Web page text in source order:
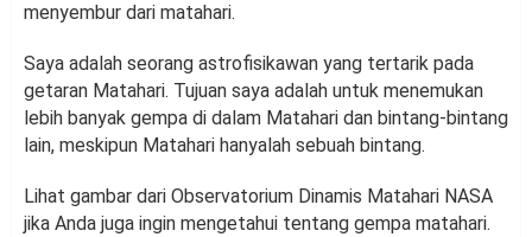
menyembur dari matahari.
Saya adalah seorang astrofisikawan yang tertarik pada
getaran Matahari. Tujuan saya adalah untuk menemukan
lebih banyak gempa di dalam Matahari dan bintang-bintang
lain, meskipun Matahari hanyalah sebuah bintang.
Lihat gambar dari Observatorium Dinamis Matahari NASA
jika Anda juga ingin mengetahui tentang gempa matahari.